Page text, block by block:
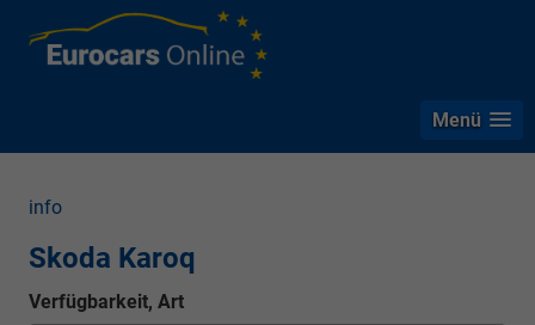
Menü
info
Skoda Karoq
Verfügbarkeit, Art